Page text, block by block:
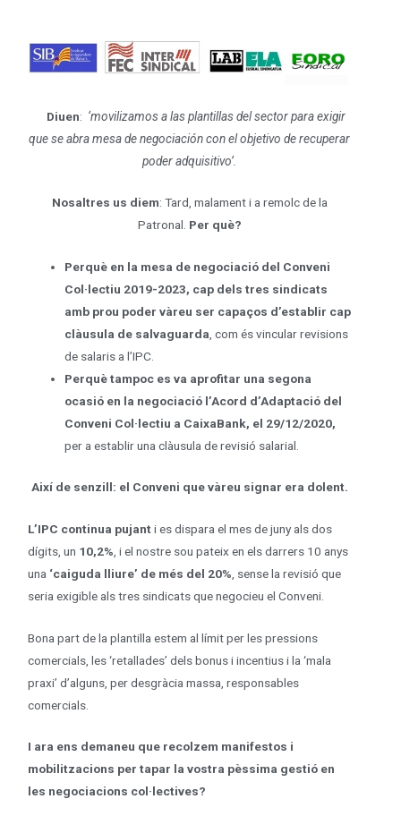
Diuen: ‘movilizamos a las plantillas del sector para exigir
que se abra mesa de negociacióncon el objetivo de recuperar
poder adquisitivo’.
Nosaltres us diem: Tard, malament i a remolc de la
Patronal. Per què?
Perquè en la mesa de negociació del Conveni
Col·lectiu 2019-2023, cap dels tres sindicats
amb prou poder vàreu ser capaços d’establir cap
clàusula de salvaguarda, com és vincular revisions
de salaris a l’IPC.
Perquètampoc es va aprofitar una segona
ocasió en la negociació l’Acord d’Adaptació del
Conveni Col·lectiu a CaixaBank, el 29/12/2020,
per a establir una clàusula de revisió salarial.
Així de senzill: el Conveni que vàreu signar era dolent.
L’IPC continua pujanti es dispara el mes de juny als dos
dígits, un 10,2% , i el nostre sou pateix en els darrers 10 anys
una ‘caiguda lliure’ de més del 20% , sense la revisió que
seria exigible als tres sindicats que negocieu el Conveni.
Bona part de la plantilla estem al límit per les pressions
comercials, les ‘retallades’ dels bonus i incentius i la ‘mala
praxi’ d’alguns, per desgràcia massa, responsables
comercials.
I ara ens demaneu que recolzem manifestos i
mobilitzacions per tapar la vostra pèssima gestió en
les negociacions col·lectives?